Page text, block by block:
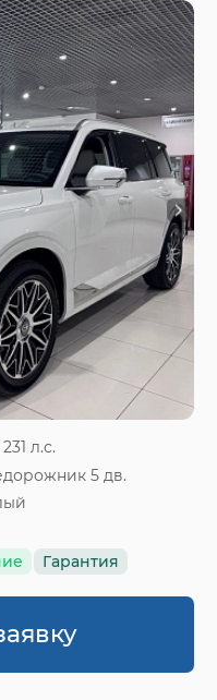
л.с.
5 дв.
Гарантия